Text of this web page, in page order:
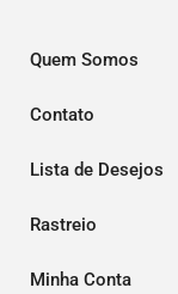
Quem Somos
Contato
Lista de Desejos
Rastreio
Minha Conta